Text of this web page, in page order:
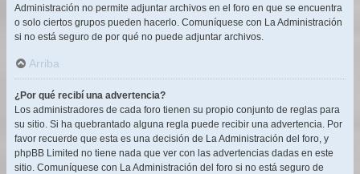
Administración no permite adjuntar archivos en el foro en que se encuentra
o solo ciertos grupos pueden hacerlo. Comuníquese con La Administración
si no está seguro de por qué no puede adjuntar archivos.
Arriba
¿Por qué recibí una advertencia?
Los administradores de cada foro tienen su propio conjunto de reglas para
su sitio. Si ha quebrantado alguna regla puede recibir una advertencia. Por
favor recuerde que esta es una decisión de La Administración del foro, y
phpBB Limited no tiene nada que ver con las advertencias dadas en este
sitio. Comuníquese con La Administración del foro si no está seguro de